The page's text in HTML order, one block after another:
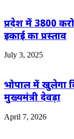
प्रदेश में 3800
इकाई का प्रस्ताव
July 3, 2025
भोपाल में खुलेगा
मुख्यमंत्री देवड़ा
April 7, 2026